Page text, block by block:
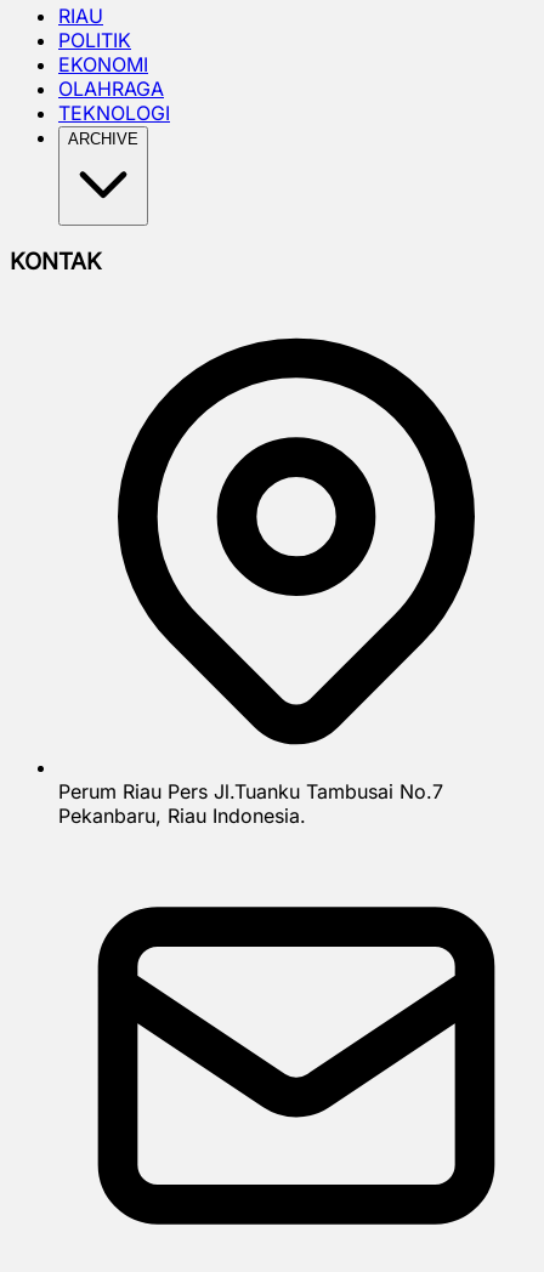
RIAU
POLITIK
EKONOMI
OLAHRAGA
TEKNOLOGI
ARCHIVE
KONTAK
Perum Riau Pers Jl.Tuanku Tambusai No.7
Pekanbaru, Riau Indonesia.